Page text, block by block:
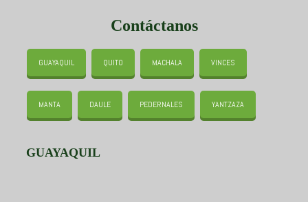
Contáctanos
GUAYAQUIL QUITO MACHALA VINCES
MANTA DAULE PEDERNALES YANTZAZA
GUAYAQUIL